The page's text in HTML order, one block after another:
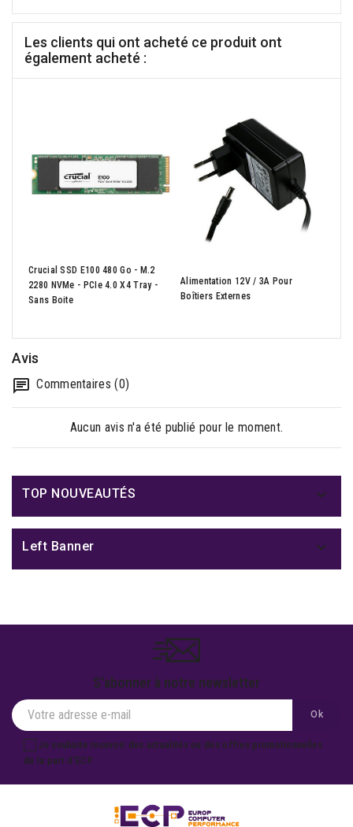
Les clients qui ont acheté ce produit ont
également acheté :
Crucial SSD E100 480 Go - M.2
2280 NVMe - PCIe 4.0 X4 Tray -
Sans Boite
Alimentation 12V / 3A Pour
Boîtiers Externes
Avis
Commentaires (0)
Aucun avis n'a été publié pour le moment.
TOP NOUVEAUTÉS 
Left Banner 
S'abonner à notre newsletter
Je souhaite recevoir des actualités ou des offres promotionnelles
de la part d'ECP.